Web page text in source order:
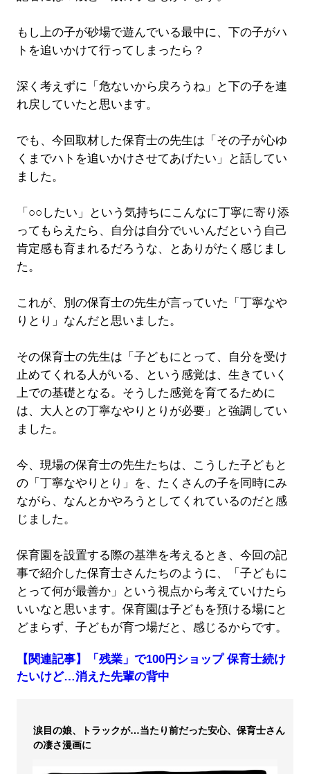
もし上の子が砂場で遊んでいる最中に、下の子がハ
トを追いかけて行ってしまったら？
深く考えずに「危ないから戻ろうね」と下の子を連
れ戻していたと思います。
でも、今回取材した保育士の先生は「その子が心ゆ
くまでハトを追いかけさせてあげたい」と話してい
ました。
「○○したい」という気持ちにこんなに丁寧に寄り添
ってもらえたら、自分は自分でいいんだという自己
肯定感も育まれるだろうな、とありがたく感じまし
た。
これが、別の保育士の先生が言っていた「丁寧なや
りとり」なんだと思いました。
その保育士の先生は「子どもにとって、自分を受け
止めてくれる人がいる、という感覚は、生きていく
上での基礎となる。そうした感覚を育てるために
は、大人との丁寧なやりとりが必要」と強調してい
ました。
今、現場の保育士の先生たちは、こうした子どもと
の「丁寧なやりとり」を、たくさんの子を同時にみ
ながら、なんとかやろうとしてくれているのだと感
じました。
保育園を設置する際の基準を考えるとき、今回の記
事で紹介した保育士さんたちのように、「子どもに
とって何が最善か」という視点から考えていけたら
いいなと思います。保育園は子どもを預ける場にと
どまらず、子どもが育つ場だと、感じるからです。
【関連記事】「残業」で100円ショップ 保育士続け
たいけど…消えた先輩の背中
涙目の娘、トラックが…当たり前だった安心、保育士さん
の凄さ漫画に